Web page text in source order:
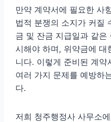
만약 계약서에 필요한 사
법적 분쟁의 소지가 커질
금 및 잔금 지급일과 같은
시해야 하며, 위약금에 대
니다. 이렇게 준비된 계약
여러 가지 문제를 예방하
다.
저희 청주행정사 사무소